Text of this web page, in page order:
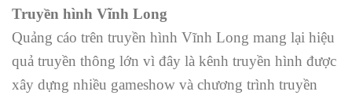
Truyền hình Vĩnh Long
Quảng cáo trên truyền hình Vĩnh Long mang lại hiệu
quả truyền thông lớn vì đây là kênh truyền hình được
xây dựng nhiều gameshow và chương trình truyền